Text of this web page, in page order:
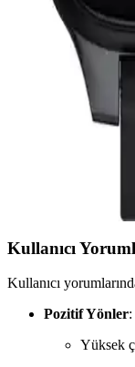
TCL MT46X
Bu makalede
özellikleri, kullanıcı
karşılaştırılıyor, en
Wiky 4 Plus ve
Karşılaştırması
Kullanıcı
Kullanıcı
Pozitif Yönler:
Yüksek